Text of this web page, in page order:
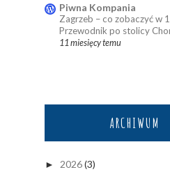
Piwna Kompania
Zagrzeb – co zobaczyć w
Przewodnik po stolicy
11 miesięcy temu
ARCHIWUM
► 2026(3)